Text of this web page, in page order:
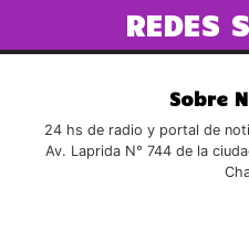
REDES
Sobre
24 hs de radio y portal de
Av. Laprida N° 744 de la